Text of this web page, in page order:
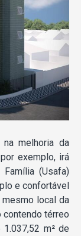
na melhoria da
exemplo, irá
(Usafa)
e confortável
local da
térreo
m² de